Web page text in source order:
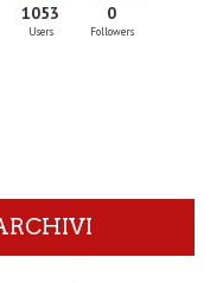
1053
Users
0
Followers